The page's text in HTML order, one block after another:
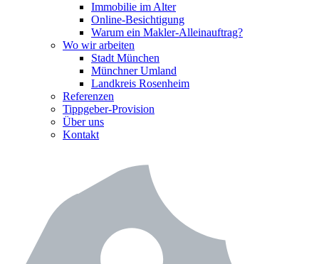
Immobilie im Alter
Online-Besichtigung
Warum ein Makler-Alleinauftrag?
Wo wir arbeiten
Stadt München
Münchner Umland
Landkreis Rosenheim
Referenzen
Tippgeber-Provision
Über uns
Kontakt